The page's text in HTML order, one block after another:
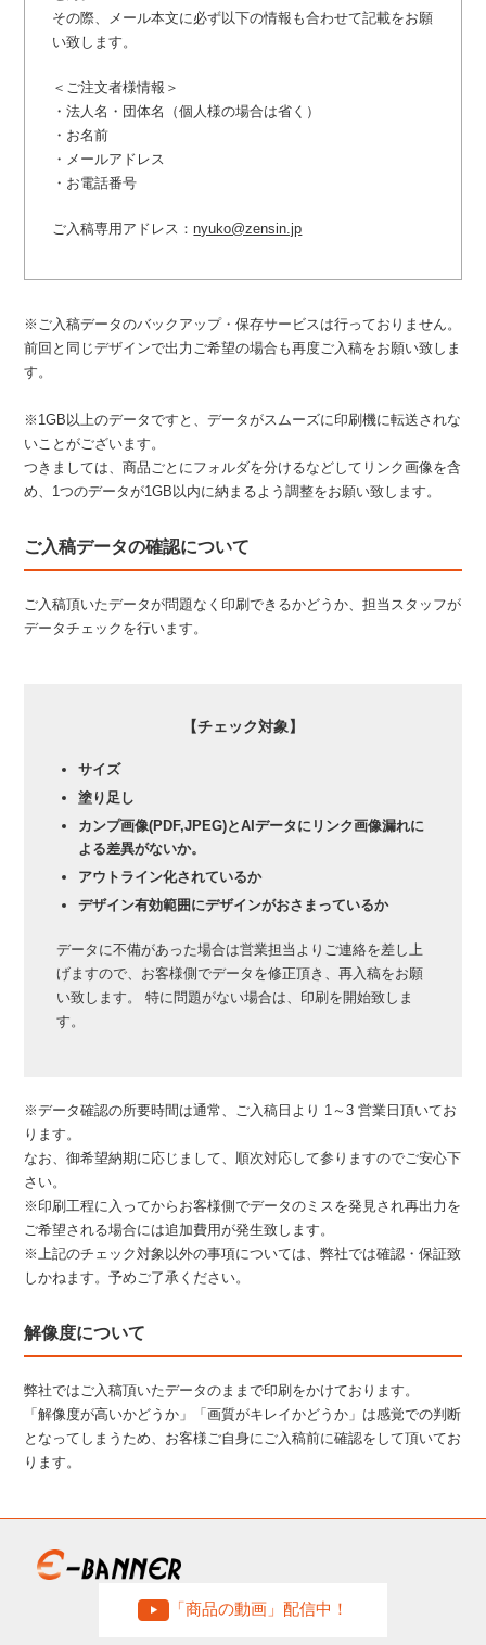
その際、メール本文に必ず以下の情報も合わせて記載をお願
い致します。
＜ご注文者様情報＞
・法人名・団体名（個人様の場合は省く）
・お名前
・メールアドレス
・お電話番号
ご入稿専用アドレス：nyuko@zensin.jp
※ご入稿データのバックアップ・保存サービスは行っておりません。
前回と同じデザインで出力ご希望の場合も再度ご入稿をお願い致しま
す。
※1GB以上のデータですと、データがスムーズに印刷機に転送されな
いことがございます。
つきましては、商品ごとにフォルダを分けるなどしてリンク画像を含
め、1つのデータが1GB以内に納まるよう調整をお願い致します。
ご入稿データの確認について
ご入稿頂いたデータが問題なく印刷できるかどうか、担当スタッフが
データチェックを行います。
【チェック対象】
サイズ
塗り足し
カンプ画像(PDF,JPEG)とAIデータにリンク画像漏れに
よる差異がないか。
アウトライン化されているか
デザイン有効範囲にデザインがおさまっているか
データに不備があった場合は営業担当よりご連絡を差し上
げますので、お客様側でデータを修正頂き、再入稿をお願
い致します。 特に問題がない場合は、印刷を開始致しま
す。
※データ確認の所要時間は通常、ご入稿日より 1～3 営業日頂いてお
ります。
なお、御希望納期に応じまして、順次対応して参りますのでご安心下
さい。
※印刷工程に入ってからお客様側でデータのミスを発見され再出力を
ご希望される場合には追加費用が発生致します。
※上記のチェック対象以外の事項については、弊社では確認・保証致
しかねます。予めご了承ください。
解像度について
弊社ではご入稿頂いたデータのままで印刷をかけております。
「解像度が高いかどうか」「画質がキレイかどうか」は感覚での判断
となってしまうため、お客様ご自身にご入稿前に確認をして頂いてお
ります。
「商品の動画」配信中！